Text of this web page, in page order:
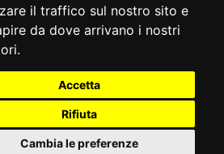
il traffico sul nostro sito e
da dove arrivano i nostri
Accetta
Rifiuta
Cambia le preferenze
e coordinamento da parte
Giulia.
cookie
Note legali
Feedback